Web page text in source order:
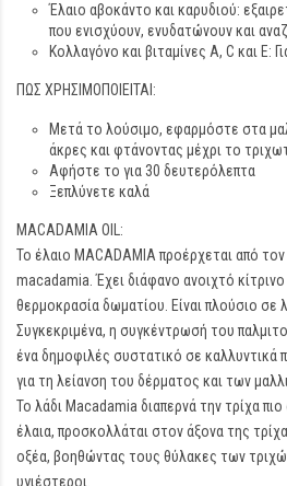
Έλαιο αβοκάντο και καρυδιού:
που ενισχύουν, ενυδατώνουν και
Κολλαγόνο και βιταμίνες Α, C και Ε:
ΠΩΣ ΧΡΗΣΙΜΟΠΟΙΕΙΤΑΙ:
Μετά το λούσιμο, εφαρμόστε στα
άκρες και φτάνοντας μέχρι το
Αφήστε το για 30 δευτερόλεπτα
Ξεπλύνετε καλά
MACADAMIA OIL:
Το έλαιο MACADAMIA προέρχεται από
macadamia. Έχει διάφανο ανοιχτό
θερμοκρασία δωματίου. Είναι πλούσιο σε
Συγκεκριμένα, η συγκέντρωσή του
ένα δημοφιλές συστατικό σε καλλυντικά
για τη λείανση του δέρματος και των
Το λάδι Macadamia διαπερνά την τρίχα
έλαια, προσκολλάται στον άξονα της
οξέα, βοηθώντας τους θύλακες των τριχών
υγιέστεροι.